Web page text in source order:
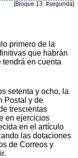
[Bloque 13: #segunda]
primero de la
que habrán
en cuenta
setenta y ocho, la
Postal y de
trescientas
en ejercicios
en el artículo
las dotaciones
de Correos y